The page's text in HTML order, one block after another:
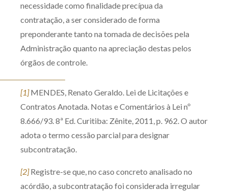
necessidade como finalidade precípua da
contratação, a ser considerado de forma
preponderante tanto na tomada de decisões pela
Administração quanto na apreciação destas pelos
órgãos de controle.
[1]MENDES, Renato Geraldo. Lei de Licitações e
Contratos Anotada. Notas e Comentários à Lei nº
8.666/93. 8ª Ed. Curitiba: Zênite, 2011, p. 962. O autor
adota o termo cessão parcial para designar
subcontratação.
[2]Registre-se que, no caso concreto analisado no
acórdão, a subcontratação foi considerada irregular